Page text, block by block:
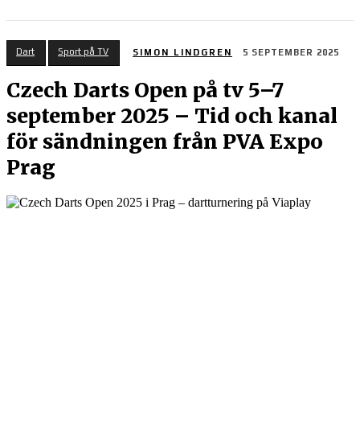
Dart Sport på TV SIMON LINDGREN 5 SEPTEMBER 2025
Czech Darts Open på tv 5–7
september 2025 – Tid och kanal
för sändningen från PVA Expo
Prag